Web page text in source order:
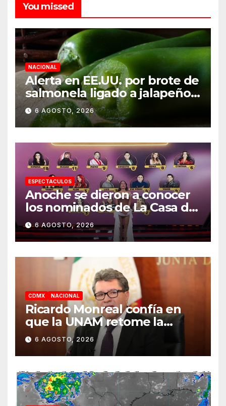
You missed
NACIONAL
Alerta en EE.UU. por brote de
salmonela ligado a jalapeños
mexicanos; reportan 345
casos
6 AGOSTO, 2026
ESPECTACULOS
Anoche se dieron a conocer
los nominados de La Casa de
los Famosos México 2026 en
la segunda semana
6 AGOSTO, 2026
CDMX NACIONAL
Ricardo Monreal confía en
que la UNAM retome la
normalidad e inicie el
semestre mediante el
diálogo
6 AGOSTO, 2026